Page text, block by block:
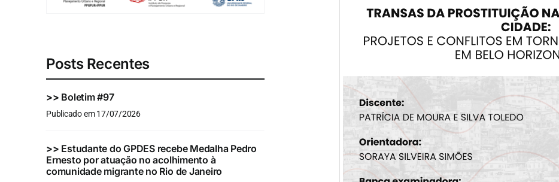
Posts Recentes
>> Boletim #97
Publicado em 17/07/2026
>> Estudante do GPDES recebe Medalha Pedro
Ernesto por atuação no acolhimento à
comunidade migrante no Rio de Janeiro